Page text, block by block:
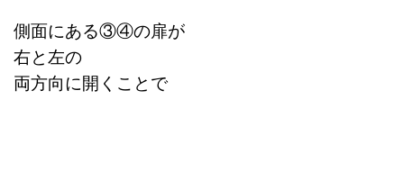
側面にある③④の扉が
右と左の
両方向に開くことで